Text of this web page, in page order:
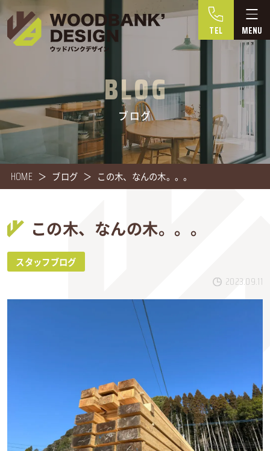
TEL
BLOG
ブログ
HOME ブログ この木、なんの木。。。
この木、なんの木。。。
スタッフブログ
2023.09.11